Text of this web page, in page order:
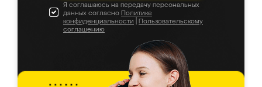
Я соглашаюсь на передачу персональных
данных согласно Политике
конфиденциальности
Пользовательскому
соглашению